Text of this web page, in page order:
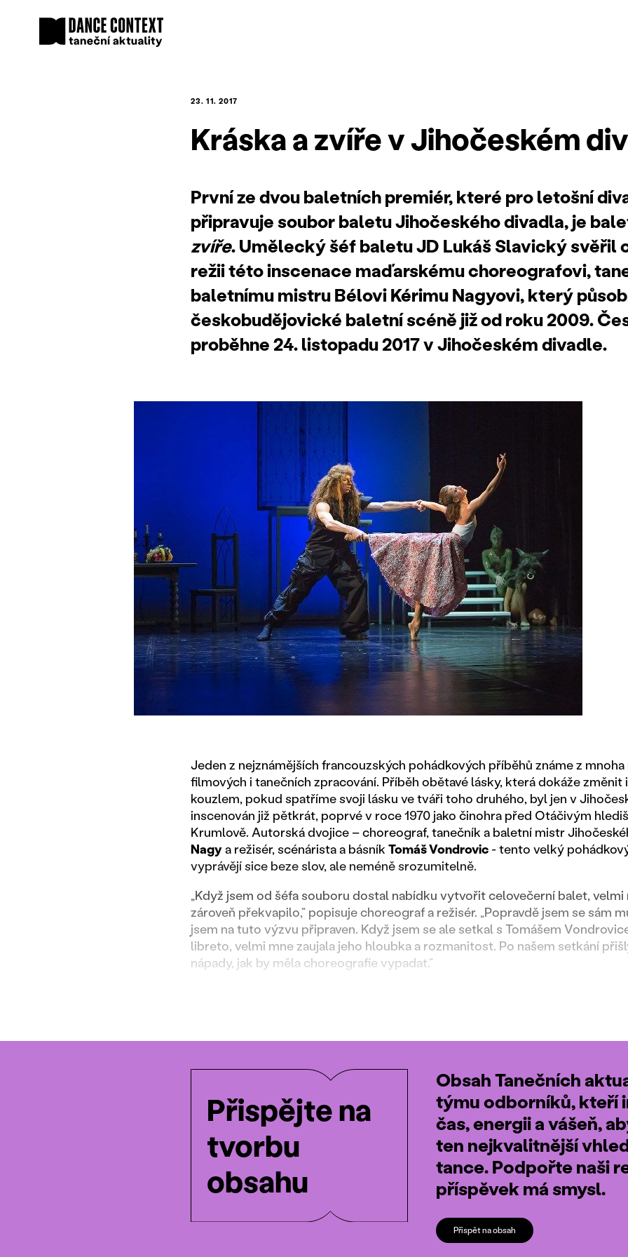
23. 11. 2017
Kráska a zvíře v Jihočeském
První ze dvou baletních premiér, které pro letošní
připravuje soubor baletu Jihočeského divadla, je
zvíře. Umělecký šéf baletu JD Lukáš Slavický svěřil
režii této inscenace maďarskému choreografovi,
baletnímu mistru Bélovi Kérimu Nagyovi, který
českobudějovické baletní scéně již od roku 2009.
proběhne 24. listopadu 2017 v Jihočeském divadle.
Jeden z nejznámějších francouzských pohádkových příběhů známe z
filmových i tanečních zpracování. Příběh obětavé lásky, která dokáže
kouzlem, pokud spatříme svoji lásku ve tváři toho druhého, byl jen v
inscenován již pětkrát, poprvé v roce 1970 jako činohra před Otáčivým
Krumlově. Autorská dvojice – choreograf, tanečník a baletní mistr
Nagya režisér, scénárista a básník Tomáš Vondrovic - tento velký
vyprávějí sice beze slov, ale neméně srozumitelně.
„Když jsem od šéfa souboru dostal nabídku vytvořit celovečerní balet,
zároveň překvapilo,“ popisuje choreograf a režisér. „Popravdě jsem se sám
jsem na tuto výzvu připraven. Když jsem se ale setkal s Tomášem
libreto, velmi mne zaujala jeho hloubka a rozmanitost. Po našem setkání
nápady, jak by měla choreografie vypadat.“
Přispějte na
tvorbu
obsahu
Obsah Tanečních
týmu odborníků, kteří
čas, energii a vášeň,
ten nejkvalitnější
tance. Podpořte naši
příspěvek má smysl.
Přispět na obsah